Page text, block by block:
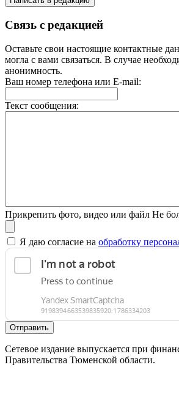
Связь с редакцией
Оставьте свои настоящие контактные
могла с вами связаться. В случае
анонимность.
Ваш номер телефона или E-mail:
Текст сообщения:
Прикрепить фото, видео или файл Не
Я даю согласие на обработку
Отправить
Сетевое издание выпускается при
Правительства Тюменской области.